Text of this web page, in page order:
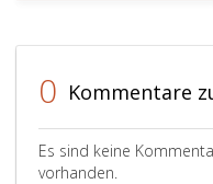
0 Kommentare
Es sind keine
vorhanden.